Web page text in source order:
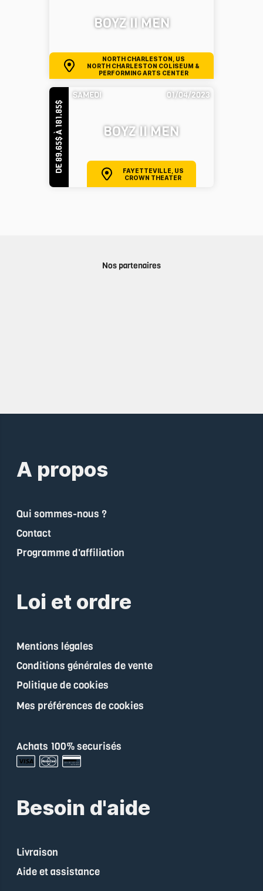
BOYZ II MEN
NORTH CHARLESTON, US
NORTH CHARLESTON COLISEUM &
PERFORMING ARTS CENTER
DE 89.65$ À 181.85$
SAMEDI 01/04/2023
BOYZ II MEN
FAYETTEVILLE, US
CROWN THEATER
Nos partenaires
A propos
Qui sommes-nous ?
Contact
Programme d'affiliation
Loi et ordre
Mentions légales
Conditions générales de vente
Politique de cookies
Mes préférences de cookies
Achats 100% securisés
Besoin d'aide
Livraison
Aide et assistance